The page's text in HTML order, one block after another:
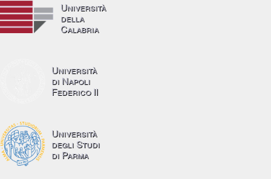
Università
della
Calabria
Università
di Napoli
Federico II
Università
degli Studi
di Parma